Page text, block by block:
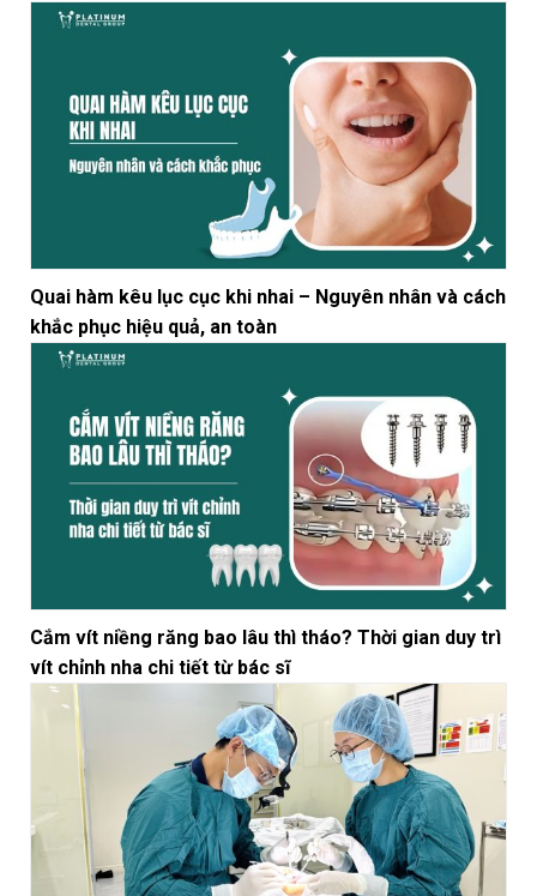
Quai hàm kêu lục cục khi nhai – Nguyên nhân và cách
khắc phục hiệu quả, an toàn
Cắm vít niềng răng bao lâu thì tháo? Thời gian duy trì
vít chỉnh nha chi tiết từ bác sĩ